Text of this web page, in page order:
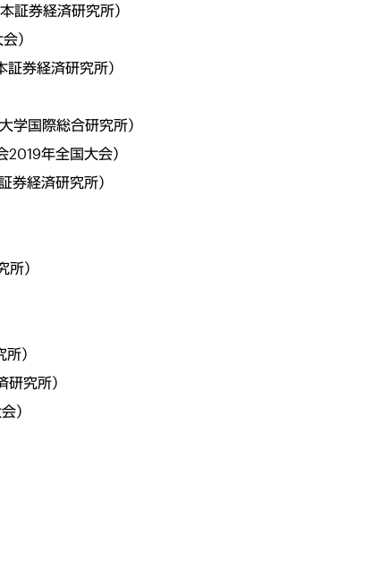
証券経済研究所）
）
券経済研究所）
学国際総合研究所）
年全国大会）
経済研究所）
）
）
究所）
）